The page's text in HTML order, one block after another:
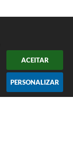
ACEITAR
PERSONALIZAR